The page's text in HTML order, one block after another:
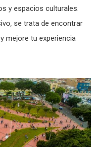
y espacios culturales.
se trata de encontrar
mejore tu experiencia